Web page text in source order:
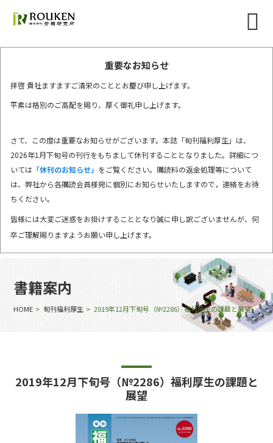
重要なお知らせ
拝啓 貴社ますますご清栄のこととお慶び申し上げます。
平素は格別のご高配を賜り、厚く御礼申し上げます。
さて、この度は重要なお知らせがございます。本誌「旬刊福利厚生」は、
2026年1月下旬号の刊行をもちまして休刊することとなりました。詳細につ
いては 「休刊のお知らせ」 をご覧ください。購読料の返金処理等について
は、弊社から各購読会員様宛に個別にお知らせいたしますので，連絡をお待
ちください。
皆様には大変ご迷惑をお掛けすることとなり誠に申し訳ございませんが、何
卒ご理解賜りますようお願い申し上げます。
書籍案内
HOME >旬刊福利厚生 > 2019年12月下旬号（№2286）福利厚生の課題と展望
2019年12月下旬号（№2286）福利厚生の課題と
展望